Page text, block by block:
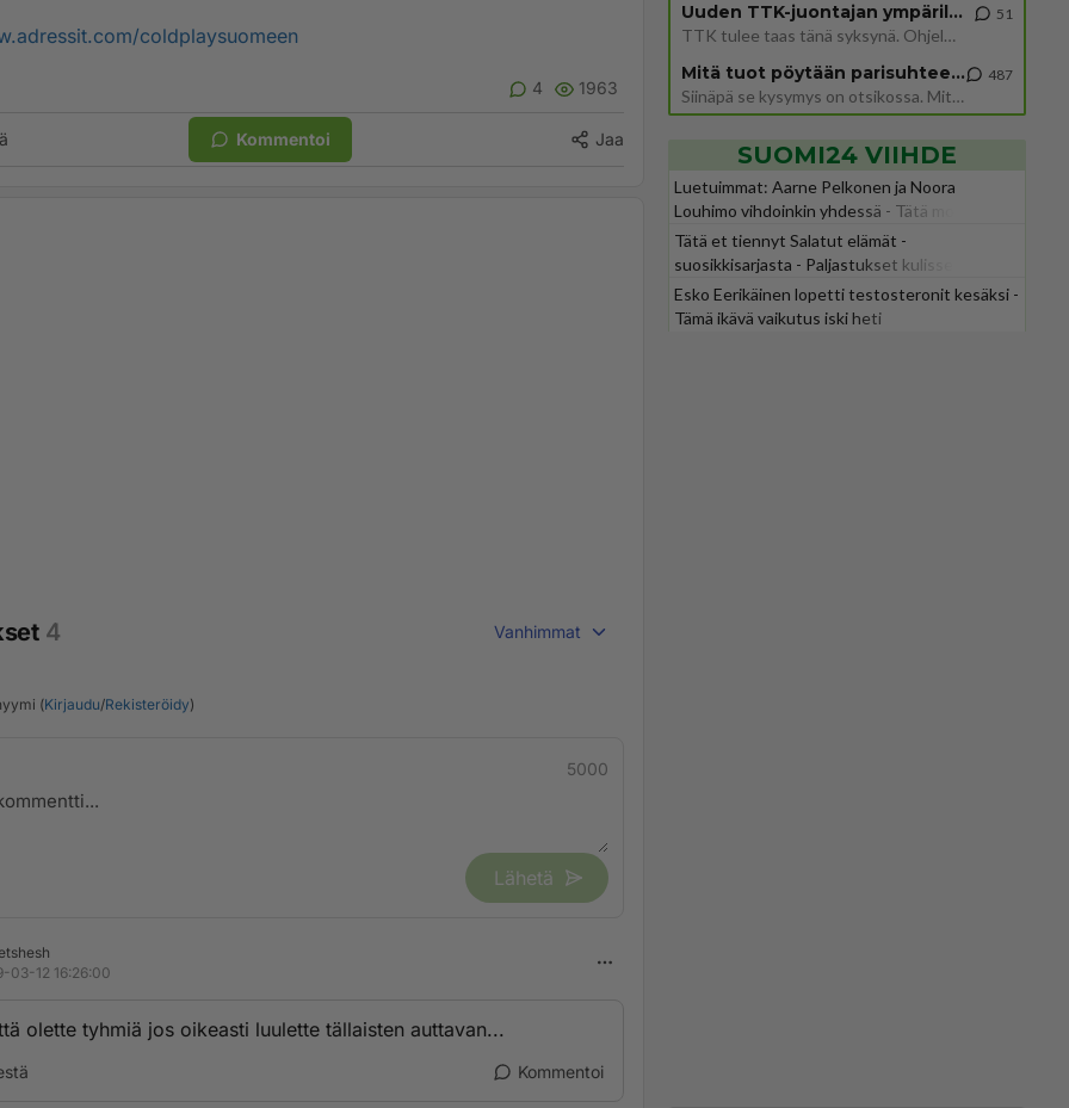
coldplaysuomeen
4 1963
Kommentoi Jaa
4 Vanhimmat
(Kirjaudu/Rekisteröidy)
5000
Lähetä
03-12 16:26:00
olette tyhmiä jos oikeasti luulette tällaisten auttavan...
Kommentoi
Uuden TTK-juontajan ympärillä epätietoisuus sakenee - Nyt MTV hämmentää soppaa
TTK tulee taas tänä syksynä. Ohjelman uudet tähtioppilaat julkistetaan torstaina 6. elokuuta klo 14 alkavassa lehdistö
51
Mitä tuot pöytään parisuhteessa?
Siinäpä se kysymys on otsikossa. Mitäpä siis tuot/toisit pöytään parisuhteessa? Oletko mies vai nainen? Koetko sen mitä
487
SUOMI24 VIIHDE
Luetuimmat: Aarne Pelkonen ja Noora
Louhimo vihdoinkin yhdessä - Tätä moni jo
odotti
Tätä et tiennyt Salatut elämät -
suosikkisarjasta - Paljastukset kulisseista
yllättävät
Esko Eerikäinen lopetti testosteronit kesäksi -
Tämä ikävä vaikutus iski heti